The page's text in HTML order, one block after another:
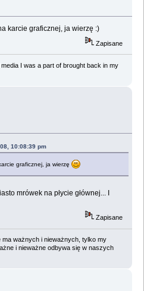
karcie graficznej, ja wierzę :)
Zapisane
I was a part of brought back in my
10:08:39 pm
graficznej, ja wierzę
mrówek na płycie głównej... I
Zapisane
ważnych i nieważnych, tylko my
i nieważne odbywa się w naszych